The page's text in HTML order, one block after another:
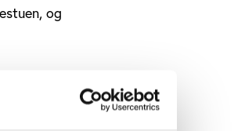
og